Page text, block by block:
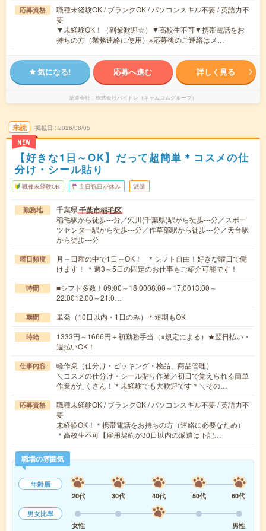
応募資格
職種未経験OK / ブランクOK / パソコンスキル不要 / 英語力不
要
▼未経験OK！（副業歓迎☆）▼高校生不可▼携帯電話をお
持ちの方（業務連絡に使用）※応募後のご連絡はメ…
気になる! 応募へ進む 詳しく見る
派遣会社 株式会社バイトレ（キャムコムグループ）
未読
NEW
掲載日 2026/08/05
【好きな1日～OK】だって超簡単＊コスメの仕
分け・シール貼り
職種未経験OK 土日祝日が休み 派遣
勤務地 千葉県千葉市稲毛区
稲毛駅から徒歩---分／穴川(千葉県)駅から徒歩---分／スポー
ツセンター駅から徒歩---分／作草部駅から徒歩---分／天台駅
から徒歩---分
曜日頻度
月～日曜の中で1日～OK！ ＊シフト自由！好きな曜日で働
けます！ ＊週3～5日の固定のお仕事もご紹介可能です！
時間
■シフト多数！09:00～18:0008:00～17:0013:00～
22:0012:00～21:0…
期間 単発（10日以内・1日のみ）＊短期もOK
時給
1333円～1666円＋初勤務手当（※規定による）★翌日払い・
週払いOK！
仕事内容
軽作業（仕分け・ピッキング・検品、商品管理）
＼コスメの仕分け・シール貼り作業／初日で覚えられる簡単
作業がたくさん！＊未経験でも大歓迎です＊＼その…
応募資格
職種未経験OK / ブランクOK / パソコンスキル不要 / 英語力不
要
未経験OK！＊携帯電話をお持ちの方（連絡に必要なため）
＊高校生不可【雇用契約が30日以内の派遣は下記…
職場の雰囲気
年齢層
20代
30代 40代 50代
60代
男女比率
女性
男性